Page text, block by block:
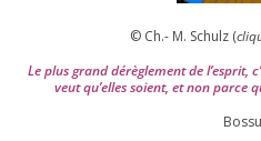
© Ch.- M. Schulz (
Le plus grand dérè­gle­ment de l’es­prit,
veut qu’elles soient, et non parce